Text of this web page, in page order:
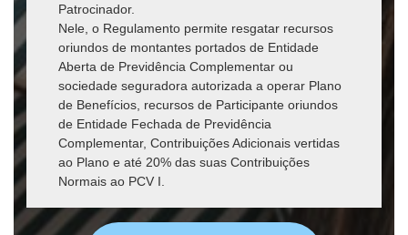
Patrocinador.
Nele, o Regulamento permite resgatar recursos
oriundos de montantes portados de Entidade
Aberta de Previdência Complementar ou
sociedade seguradora autorizada a operar Plano
de Benefícios, recursos de Participante oriundos
de Entidade Fechada de Previdência
Complementar, Contribuições Adicionais vertidas
ao Plano e até 20% das suas Contribuições
Normais ao PCV I.